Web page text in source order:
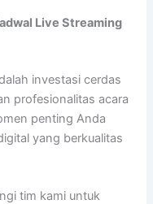
Live Streaming
investasi cerdas
profesionalitas acara
penting Anda
yang berkualitas
tim kami untuk